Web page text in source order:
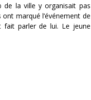
de la ville y organisait pas
marqué l’événement de
fait parler de lui. Le jeune